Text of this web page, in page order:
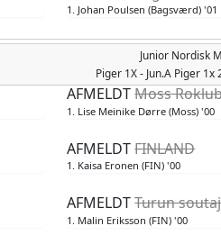
1. Johan Poulsen (Bagsværd) '01
Junior Nordisk
Piger 1X - Jun.A Piger
AFMELDTMoss
1. Lise Meinike Dørre (Moss) '00
AFMELDTFINLAND
1. Kaisa Eronen (FIN) '00
AFMELDTTurun
1. Malin Eriksson (FIN) '00